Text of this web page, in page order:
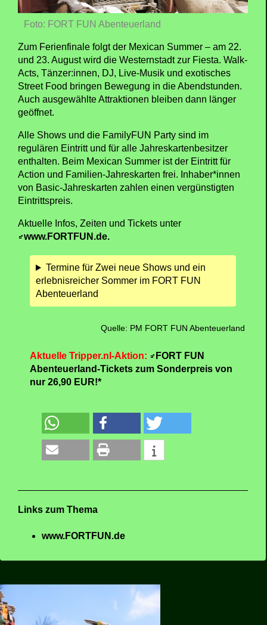
Foto: FORT FUN Abenteuerland
Zum Ferienfinale folgt der Mexican Summer – am 22.
und 23. August wird die Westernstadt zur Fiesta. Walk-
Acts, Tänzer:innen, DJ, Live-Musik und exotisches
Street Food bringen Bewegung in die Abendstunden.
Auch ausgewählte Attraktionen bleiben dann länger
geöffnet.
Alle Shows und die FamilyFUN Party sind im
regulären Eintritt und für alle Jahreskartenbesitzer
enthalten. Beim Mexican Summer ist der Eintritt für
Action und Familien-Jahreskarten frei. Inhaber*innen
von Basic-Jahreskarten zahlen einen vergünstigten
Eintrittspreis.
Aktuelle Infos, Zeiten und Tickets unter
www.FORTFUN.de.
Termine für Zwei neue Shows und ein
erlebnisreicher Sommer im FORT FUN
Abenteuerland
Quelle: PM FORT FUN Abenteuerland
Aktuelle Tripper.nl-Aktion:
FORT FUN
Abenteuerland-Tickets zum Sonderpreis von
nur 26,90 EUR!*
Links zum Thema
www.FORTFUN.de